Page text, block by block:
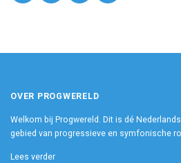
OVER PROGWERELD
Welkom bij Progwereld. Dit is dé
gebied van progressieve en symfonische
Lees verder